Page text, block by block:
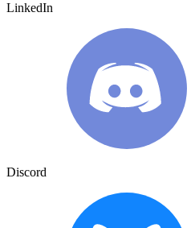
LinkedIn
Discord